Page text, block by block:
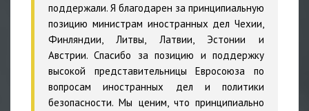
поддержали. Я благодарен за принципиальную
позицию министрам иностранных дел Чехии,
Финляндии, Литвы, Латвии, Эстонии и
Австрии. Спасибо за позицию и поддержку
высокой представительницы Евросоюза по
вопросам иностранных дел и политики
безопасности. Мы ценим, что принципиально